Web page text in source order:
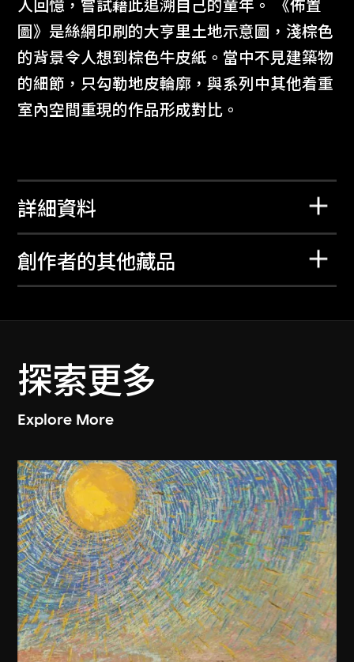
人回憶，嘗試藉此追溯自己的童年。 《佈置
圖》是絲網印刷的大亨里土地示意圖，淺棕色
的背景令人想到棕色牛皮紙。當中不見建築物
的細節，只勾勒地皮輪廓，與系列中其他着重
室內空間重現的作品形成對比。
詳細資料
創作者的其他藏品
探索更多
Explore More